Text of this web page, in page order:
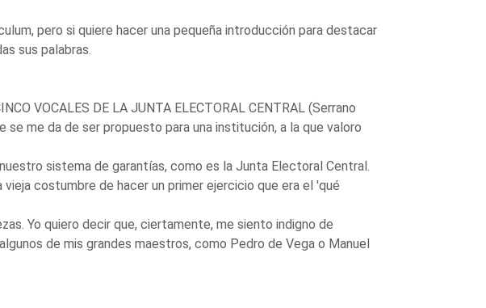
pero si quiere hacer una pequeña introducción para destacar
sus palabras.
VOCALES DE LA JUNTA ELECTORAL CENTRAL (Serrano
se me da de ser propuesto para una institución, a la que valoro
sistema de garantías, como es la Junta Electoral Central.
costumbre de hacer un primer ejercicio que era el 'qué
Yo quiero decir que, ciertamente, me siento indigno de
de mis grandes maestros, como Pedro de Vega o Manuel